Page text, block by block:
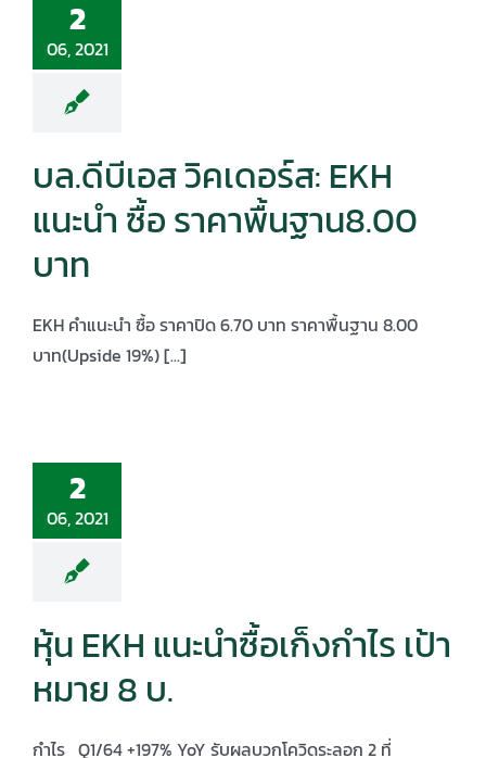
2
06, 2021
บล.ดีบีเอส วิคเดอร์ส: EKH
แนะนำ ซื้อ ราคาพื้นฐาน8.00
บาท
EKH คําแนะนำ ซื้อ ราคาปิด 6.70 บาท ราคาพื้นฐาน 8.00
บาท(Upside 19%) [...]
2
06, 2021
หุ้น EKH แนะนำซื้อเก็งกำไร เป้า
หมาย 8 บ.
กำไร Q1/64 +197% YoY รับผลบวกโควิดระลอก 2 ที่